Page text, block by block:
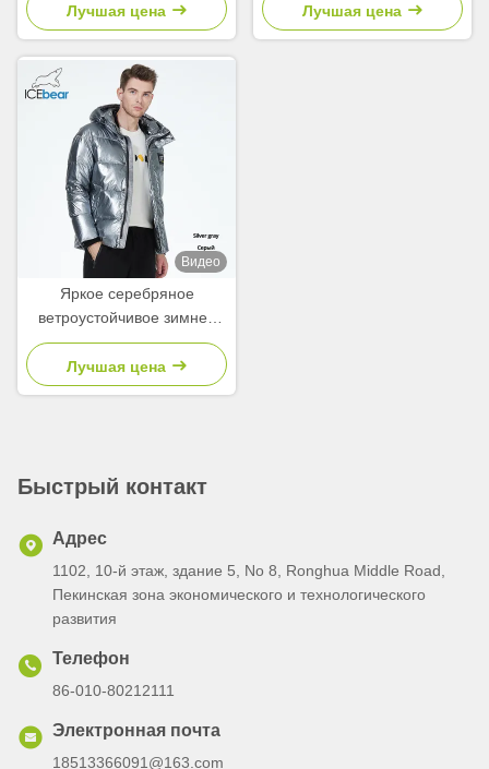
пальто для мужчин
Лучшая цена
манжеты теплые
водонепроницаемые куртки
Лучшая цена
Видео
Яркое серебряное
ветроустойчивое зимнее
куртка водонепроницаемая
короткая толстая зимнее
куртка мужская блестящая
Лучшая цена
Быстрый контакт
Адрес
1102, 10-й этаж, здание 5, No 8, Ronghua Middle Road,
Пекинская зона экономического и технологического
развития
Телефон
86-010-80212111
Электронная почта
18513366091@163.com